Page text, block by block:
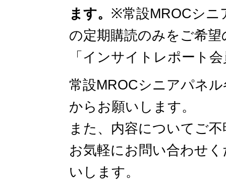
ます。 ※常設MROCシニ
の定期購読のみをご希
「インサイトレポート
常設MROCシニアパネ
からお願いします。
また、内容についてご
お気軽にお問い合わせ
いします。